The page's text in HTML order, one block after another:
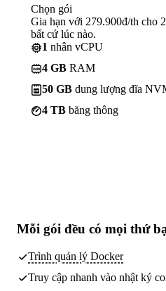
Chọn gói
Gia hạn với 279.900đ/th cho
bất cứ lúc nào.
1 nhân vCPU
4 GB RAM
50 GB dung lượng đĩa
4 TB băng thông
Mỗi gói đều có mọi thứ
Trình quản lý Docker
Truy cập nhanh vào nhật ký